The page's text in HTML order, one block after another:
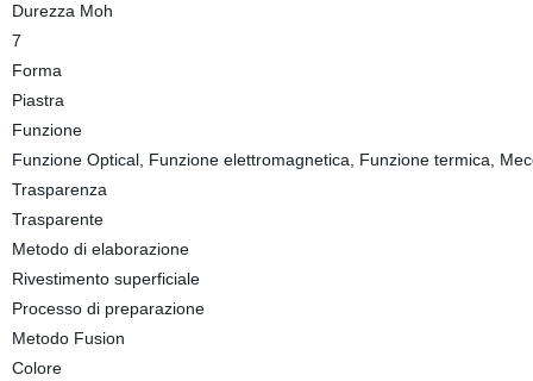
Durezza Moh
7
Forma
Piastra
Funzione
Funzione Optical, Funzione elettromagnetica, Funzione termica,
Trasparenza
Trasparente
Metodo di elaborazione
Rivestimento superficiale
Processo di preparazione
Metodo Fusion
Colore